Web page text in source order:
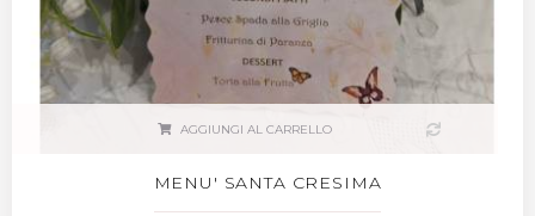
AGGIUNGI AL CARRELLO
MENU' SANTA CRESIMA